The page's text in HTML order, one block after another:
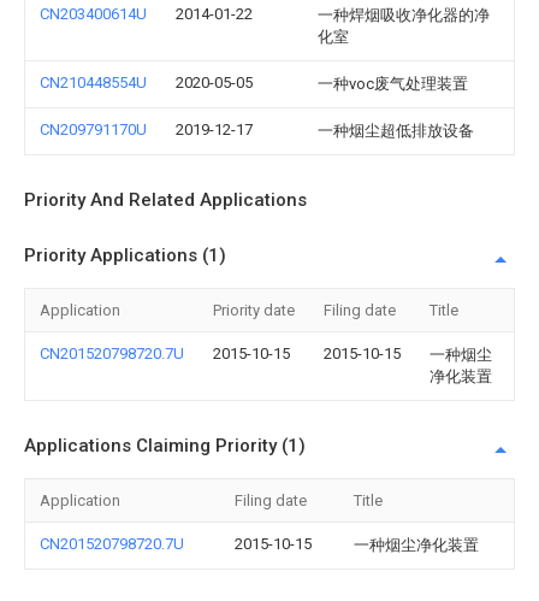
CN203400614U 2014-01-22
一种焊烟吸收净化器的净
化室
CN210448554U 2020-05-05 一种voc废气处理装置
CN209791170U 2019-12-17 一种烟尘超低排放设备
Priority And Related Applications
Priority Applications (1)
Application Priority date Filing date Title
CN201520798720.7U 2015-10-15 2015-10-15
一种烟尘
净化装置
Applications Claiming Priority (1)
Application Filing date Title
CN201520798720.7U 2015-10-15 一种烟尘净化装置